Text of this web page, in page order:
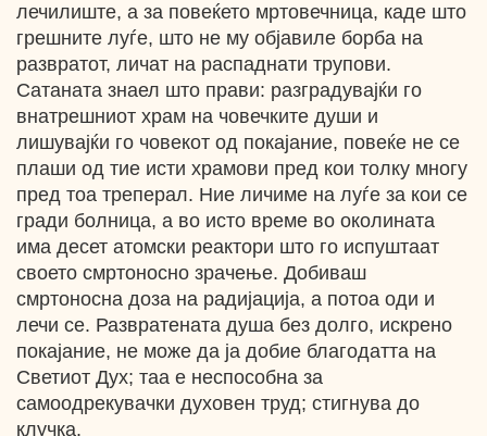
лечилиште, а за повеќето мртовечница, каде што
грешните луѓе, што не му објавиле борба на
развратот, личат на распаднати трупови.
Сатаната знаел што прави: разградувајќи го
внатрешниот храм на човечките души и
лишувајќи го човекот од покајание, повеќе не се
плаши од тие исти храмови пред кои толку многу
пред тоа треперал. Ние личиме на луѓе за кои се
гради болница, a во исто време во околината
има десет атомски реактори што го испуштаат
своето смртоносно зрачење. Добиваш
смртоносна доза на радијација, а потоа оди и
лечи се. Развратената душа без долго, искрено
покајание, не може да ја добие благодатта на
Светиот Дух; таа е неспособна за
самоодрекувачки духовен труд; стигнува до
клучка.